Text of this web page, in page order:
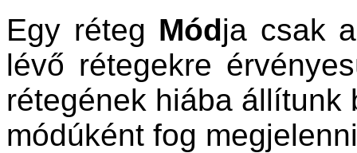
Egy réteg Módja csak
lévő rétegekre
rétegének hiába állítunk
módúként fog